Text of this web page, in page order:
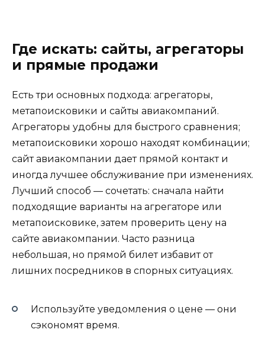
Где искать: сайты, агрегаторы
и прямые продажи
Есть три основных подхода: агрегаторы,
метапоисковики и сайты авиакомпаний.
Агрегаторы удобны для быстрого сравнения;
метапоисковики хорошо находят комбинации;
сайт авиакомпании дает прямой контакт и
иногда лучшее обслуживание при изменениях.
Лучший способ — сочетать: сначала найти
подходящие варианты на агрегаторе или
метапоисковике, затем проверить цену на
сайте авиакомпании. Часто разница
небольшая, но прямой билет избавит от
лишних посредников в спорных ситуациях.
Используйте уведомления о цене — они
сэкономят время.